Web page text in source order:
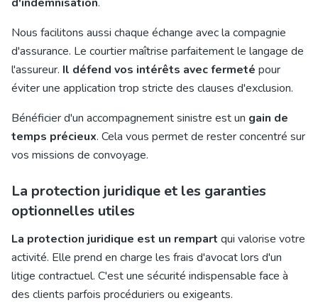
Nous facilitons aussi chaque échange avec la compagnie
d'assurance. Le courtier maîtrise parfaitement le langage de
l'assureur. Il défend vos intérêts avec fermeté pour
éviter une application trop stricte des clauses d'exclusion.
Bénéficier d'un accompagnement sinistre est un gain de
temps précieux. Cela vous permet de rester concentré sur
vos missions de convoyage.
La protection juridique et les garanties
optionnelles utiles
La protection juridique est un rempart qui valorise votre
activité. Elle prend en charge les frais d'avocat lors d'un
litige contractuel. C'est une sécurité indispensable face à
des clients parfois procéduriers ou exigeants.